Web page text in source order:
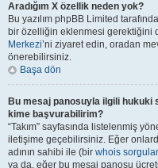
Aradığım X özellik neden yok?
Bu yazılım phpBB Limited
bir özelliğin eklenmesi gerektiğini
Merkezi’ni ziyaret edin, oradan
önerebilirsiniz.
Başa dön
Bu mesaj panosuyla ilgili
kime başvurabilirim?
“Takım” sayfasında listelenmiş
iletişime geçebilirsiniz. Eğer
adının sahibi ile (bir whois
ya da, eğer bu mesaj panosu